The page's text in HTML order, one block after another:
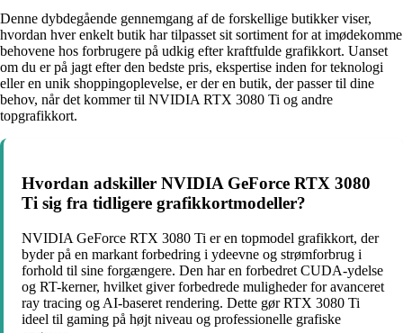
Denne dybdegående gennemgang af de forskellige butikker viser,
hvordan hver enkelt butik har tilpasset sit sortiment for at imødekomme
behovene hos forbrugere på udkig efter kraftfulde grafikkort. Uanset
om du er på jagt efter den bedste pris, ekspertise inden for teknologi
eller en unik shoppingoplevelse, er der en butik, der passer til dine
behov, når det kommer til NVIDIA RTX 3080 Ti og andre
topgrafikkort.
Hvordan adskiller NVIDIA GeForce RTX 3080
Ti sig fra tidligere grafikkortmodeller?
NVIDIA GeForce RTX 3080 Ti er en topmodel grafikkort, der
byder på en markant forbedring i ydeevne og strømforbrug i
forhold til sine forgængere. Den har en forbedret CUDA-ydelse
og RT-kerner, hvilket giver forbedrede muligheder for avanceret
ray tracing og AI-baseret rendering. Dette gør RTX 3080 Ti
ideel til gaming på højt niveau og professionelle grafiske